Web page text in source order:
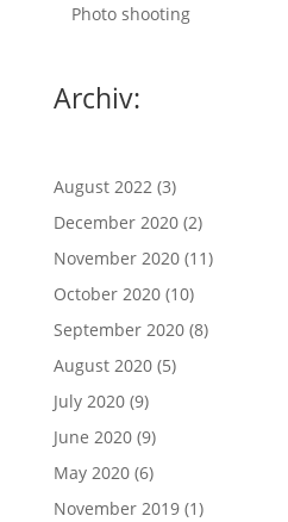
Photo shooting
Archiv:
August 2022(3)
December 2020(2)
November 2020(11)
October 2020(10)
September 2020(8)
August 2020(5)
July 2020(9)
June 2020(9)
May 2020(6)
November 2019(1)